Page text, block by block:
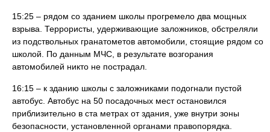
15:25 – рядом со зданием школы прогремело два мощных
взрыва. Террористы, удерживающие заложников, обстреляли
из подствольных гранатометов автомобили, стоящие рядом со
школой. По данным МЧС, в результате возгорания
автомобилей никто не пострадал.
16:15 – к зданию школы с заложниками подогнали пустой
автобус. Автобус на 50 посадочных мест остановился
приблизительно в ста метрах от здания, уже внутри зоны
безопасности, установленной органами правопорядка.